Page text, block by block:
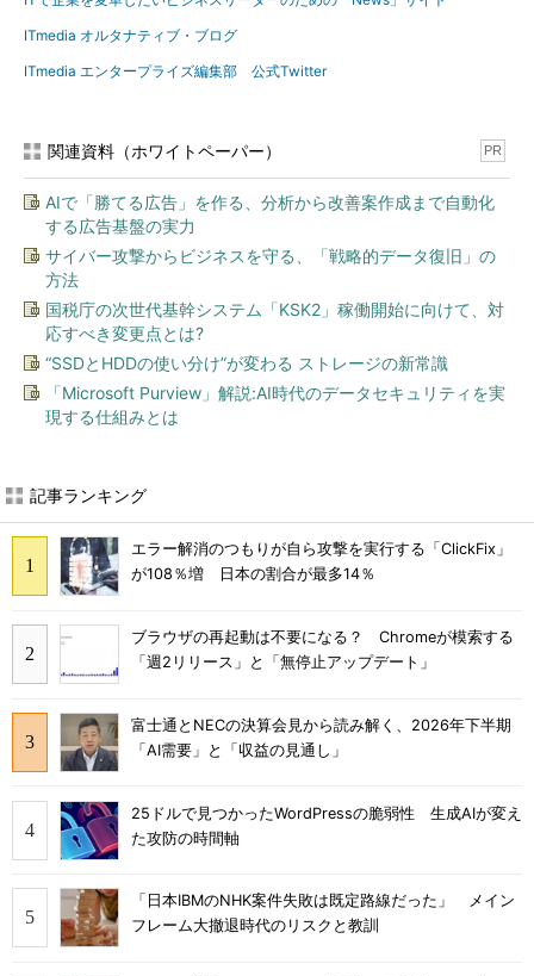
ITmedia オルタナティブ・ブログ
ITmedia エンタープライズ編集部 公式Twitter
関連資料（ホワイトペーパー） PR
AIで「勝てる広告」を作る、分析から改善案作成まで自動化
する広告基盤の実力
サイバー攻撃からビジネスを守る、「戦略的データ復旧」の
方法
国税庁の次世代基幹システム「KSK2」稼働開始に向けて、対
応すべき変更点とは?
“SSDとHDDの使い分け”が変わる ストレージの新常識
「Microsoft Purview」解説:AI時代のデータセキュリティを実
現する仕組みとは
記事ランキング
エラー解消のつもりが自ら攻撃を実行する「ClickFix」
が108％増 日本の割合が最多14％
ブラウザの再起動は不要になる？ Chromeが模索する
「週2リリース」と「無停止アップデート」
富士通とNECの決算会見から読み解く、2026年下半期
「AI需要」と「収益の見通し」
25ドルで見つかったWordPressの脆弱性 生成AIが変え
た攻防の時間軸
「日本IBMのNHK案件失敗は既定路線だった」 メイン
フレーム大撤退時代のリスクと教訓